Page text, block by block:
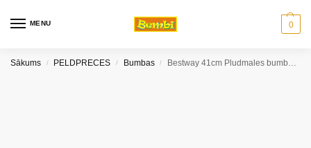
MENU 0
Sākums / PELDPRECES / Bumbas / Bestway 41cm Pludmales bumba ar gliteriem